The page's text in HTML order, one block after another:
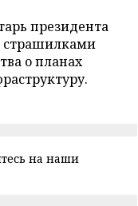
президента
страшилками
о планах
на наши